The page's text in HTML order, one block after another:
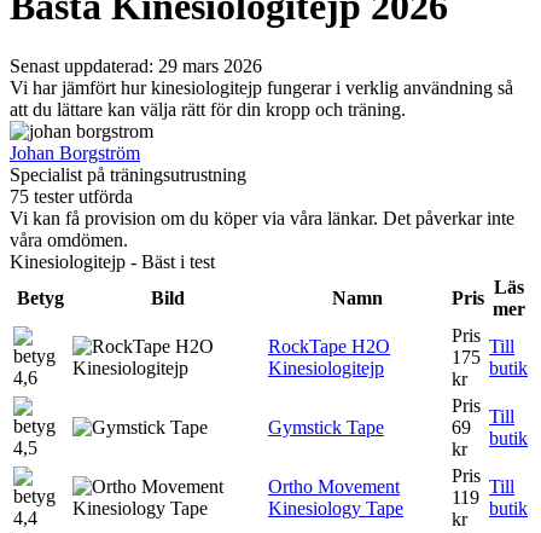
Senast uppdaterad: 29 mars 2026
Vi har jämfört hur kinesiologitejp fungerar i verklig användning så
att du lättare kan välja rätt för din kropp och träning.
Johan Borgström
Specialist på träningsutrustning
75 tester utförda
Vi kan få provision om du köper via våra länkar. Det påverkar inte
våra omdömen.
Kinesiologitejp - Bäst i test
Betyg
Bild Namn Pris
Läs
mer
4,6
RockTape H2O
Kinesiologitejp
Pris
175
kr
Till
butik
4,5
Gymstick Tape
Pris
69
kr
Till
butik
4,4
Ortho Movement
Kinesiology Tape
Pris
119
kr
Till
butik